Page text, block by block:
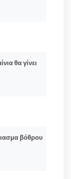
θα γίνει
βόθρου